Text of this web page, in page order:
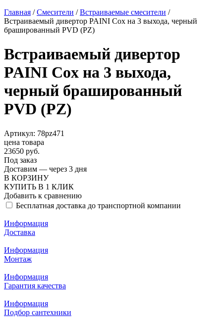
Главная /Смесители /Встраиваемые смесители /
Встраиваемый дивертор PAINI Cox на 3 выхода, черный
брашированный PVD (PZ)
Встраиваемый дивертор
PAINI Cox на 3 выхода,
черный брашированный
PVD (PZ)
Артикул: 78pz471
цена товара
23650 руб.
Под заказ
Доставим — через 3 дня
В КОРЗИНУ
КУПИТЬ В 1 КЛИК
Добавить к сравнению
Бесплатная доставка до транспортной компании
Информация
Доставка
Информация
Монтаж
Информация
Гарантия качества
Информация
Подбор сантехники